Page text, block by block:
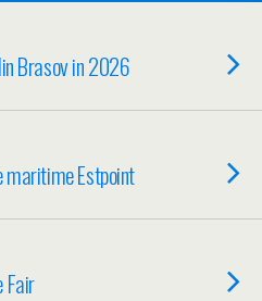
Brasov in 2026
Estpoint
Fair